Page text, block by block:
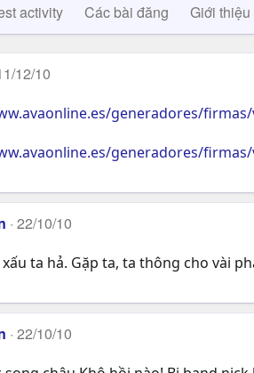
activity Các bài đăng Giới thiệu
12/10
generadores/
generadores/
22/10/10
ta hả. Gặp ta, ta thông cho vài
22/10/10